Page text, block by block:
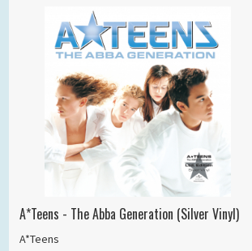
A*Teens - The Abba Generation (Silver Vinyl)
A*Teens